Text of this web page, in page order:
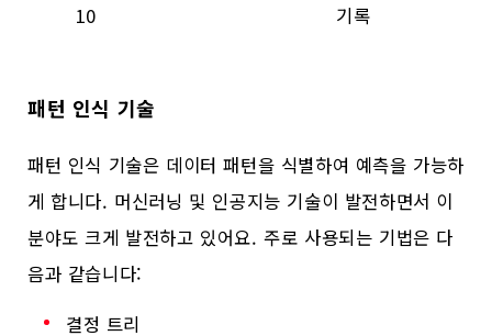
10
기록
패턴 인식 기술
패턴 인식 기술은 데이터 패턴을 식별하여 예측을 가능하
게 합니다. 머신러닝 및 인공지능 기술이 발전하면서 이
분야도 크게 발전하고 있어요. 주로 사용되는 기법은 다
음과 같습니다:
결정 트리